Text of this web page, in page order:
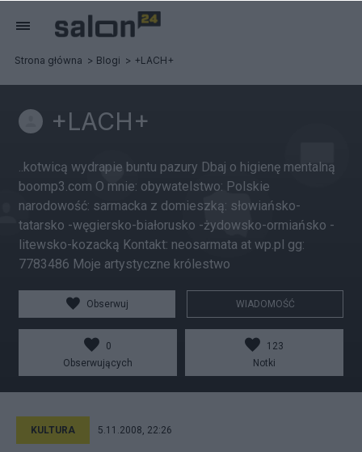
Strona główna Blogi +LACH+
+LACH+
..kotwicą wydrapie buntu pazury Dbaj o higienę mentalną
boomp3.com O mnie: obywatelstwo: Polskie
narodowość: sarmacka z domieszką: słowiańsko-
tatarsko -węgiersko-białorusko -żydowsko-ormiańsko -
litewsko-kozacką Kontakt: neosarmata at wp.pl gg:
7783486 Moje artystyczne królestwo
Obserwuj WIADOMOŚĆ
0
Obserwujących
123
Notki
KULTURA 5.11.2008, 22:26